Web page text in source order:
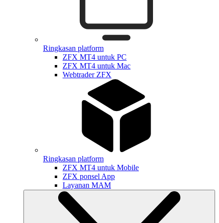
Ringkasan platform
ZFX MT4 untuk PC
ZFX MT4 untuk Mac
Webtrader ZFX
Ringkasan platform
ZFX MT4 untuk Mobile
ZFX ponsel App
Layanan MAM